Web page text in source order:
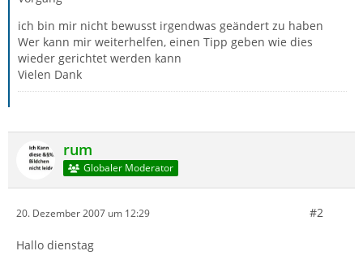
ich bin mir nicht bewusst irgendwas geändert zu haben
Wer kann mir weiterhelfen, einen Tipp geben wie dies
wieder gerichtet werden kann
Vielen Dank
rum
Globaler Moderator
20. Dezember 2007 um 12:29 #2
Hallo dienstag